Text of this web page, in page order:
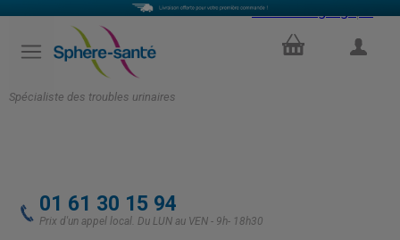
Spécialiste des troubles urinaires
Select Language
PANIER
01 61 30 15 94
Prix d'un appel local. Du LUN au VEN - 9h- 18h30